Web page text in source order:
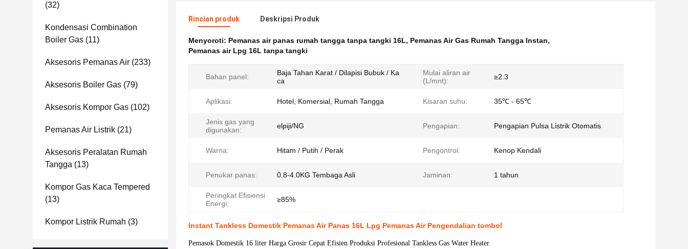
(32)
Kondensasi Combination
Boiler Gas (11)
Aksesoris Pemanas Air (233)
Aksesoris Boiler Gas (79)
Aksesoris Kompor Gas (102)
Pemanas Air Listrik (21)
Aksesoris Peralatan Rumah
Tangga (13)
Kompor Gas Kaca Tempered
(13)
Kompor Listrik Rumah (3)
Rincian produk Deskripsi Produk
Menyoroti: Pemanas air panas rumah tangga tanpa tangki 16L, Pemanas Air Gas Rumah Tangga Instan,
Pemanas air Lpg 16L tanpa tangki
Bahan panel:
Baja Tahan Karat / Dilapisi Bubuk / Ka
ca
Mulai aliran air
(L/mnt):
≥2.3
Aplikasi: Hotel, Komersial, Rumah Tangga Kisaran suhu: 35℃ - 65℃
Jenis gas yang
digunakan:
elpiji/NG Pengapian: Pengapian Pulsa Listrik Otomatis
Warna: Hitam / Putih / Perak Pengontrol: Kenop Kendali
Penukar panas: 0.8-4.0KG Tembaga Asli Jaminan: 1 tahun
Peringkat Efisiensi
Energi:
≥85%
Instant Tankless Domestik Pemanas Air Panas 16L Lpg Pemanas Air Pengendalian tombol
Pemasok Domestik 16 liter Harga Grosir Cepat Efisien Produksi Profesional Tankless Gas Water Heater